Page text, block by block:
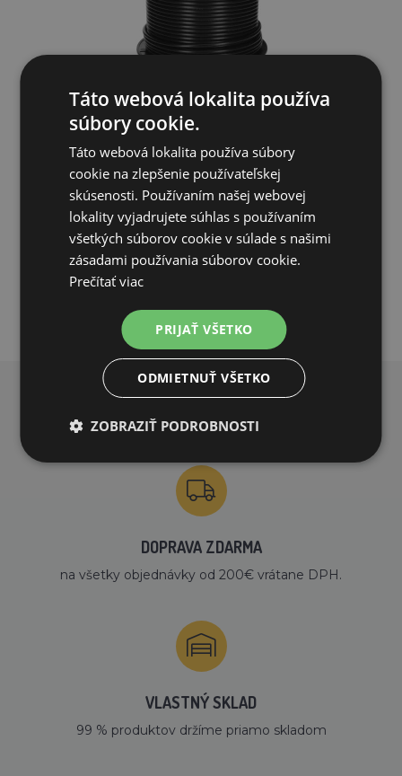
Vysokonapěťový ocelový kabel pro elektrický ohradník - 25
10,97€
SKLADOM
PRIDAŤ DO KOŠÍKA
PREČO NAKUPOVAŤ U NÁS?
DOPRAVA ZDARMA
na všetky objednávky od 200€ vrátane DPH.
VLASTNÝ SKLAD
99 % produktov držíme priamo skladom
Táto webová lokalita používa
súbory cookie.
Táto webová lokalita používa súbory
cookie na zlepšenie používateľskej
skúsenosti. Používaním našej webovej
lokality vyjadrujete súhlas s používaním
všetkých súborov cookie v súlade s našimi
zásadami používania súborov cookie.
Prečítať viac
PRIJAŤ VŠETKO
ODMIETNUŤ VŠETKO
ZOBRAZIŤ PODROBNOSTI